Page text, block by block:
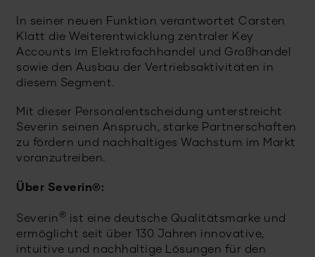
In seiner neuen Funktion verantwortet Carsten
Klatt die Weiterentwicklung zentraler Key
Accounts im Elektrofachhandel und Großhandel
sowie den Ausbau der Vertriebsaktivitäten in
diesem Segment.
Mit dieser Personalentscheidung unterstreicht
Severin seinen Anspruch, starke Partnerschaften
zu fördern und nachhaltiges Wachstum im Markt
voranzutreiben.
Über Severin®:
Severin® ist eine deutsche Qualitätsmarke und
ermöglicht seit über 130 Jahren innovative,
intuitive und nachhaltige Lösungen für den